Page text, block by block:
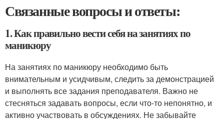
Связанные вопросы и ответы:
1. Как правильно вести себя на занятиях по
маникюру
На занятиях по маникюру необходимо быть
внимательным и усидчивым, следить за демонстрацией
и выполнять все задания преподавателя. Важно не
стесняться задавать вопросы, если что-то непонятно, и
активно участвовать в обсуждениях. Не забывайте